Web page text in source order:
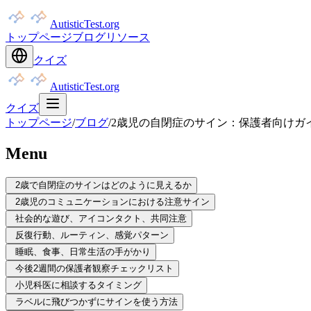
AutisticTest.org
トップページブログリソース
クイズ
AutisticTest.org
クイズ
トップページ/ブログ/2歳児の自閉症のサイン：保護者向けガ
Menu
2歳で自閉症のサインはどのように見えるか
2歳児のコミュニケーションにおける注意サイン
社会的な遊び、アイコンタクト、共同注意
反復行動、ルーティン、感覚パターン
睡眠、食事、日常生活の手がかり
今後2週間の保護者観察チェックリスト
小児科医に相談するタイミング
ラベルに飛びつかずにサインを使う方法